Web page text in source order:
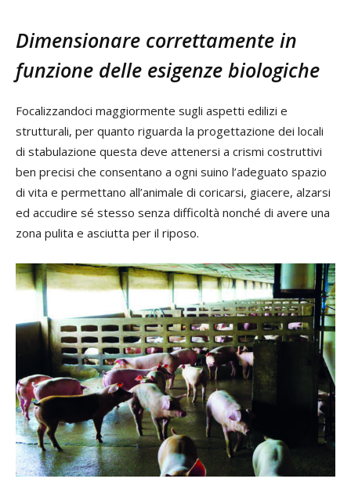
Dimensionare correttamente in
funzione delle esigenze biologiche
Focalizzandoci maggiormente sugli aspetti edilizi e
strutturali, per quanto riguarda la progettazione dei locali
di stabulazione questa deve attenersi a crismi costruttivi
ben precisi che consentano a ogni suino l’adeguato spazio
di vita e permettano all’animale di coricarsi, giacere, alzarsi
ed accudire sé stesso senza difficoltà nonché di avere una
zona pulita e asciutta per il riposo.